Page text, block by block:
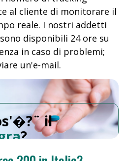
al cliente di monitorare il
reale. I nostri addetti
disponibili 24 ore su
in caso di problemi;
un'e-mail.
il
?